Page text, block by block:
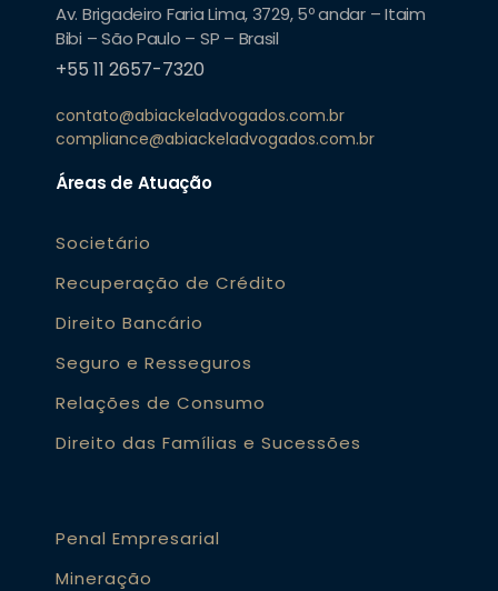
Av. Brigadeiro Faria Lima, 3729, 5º andar – Itaim
Bibi – São Paulo – SP – Brasil
+55 11 2657-7320
contato@abiackeladvogados.com.br
compliance@abiackeladvogados.com.br
Áreas de Atuação
Societário
Recuperação de Crédito
Direito Bancário
Seguro e Resseguros
Relações de Consumo
Direito das Famílias e Sucessões
Penal Empresarial
Mineração